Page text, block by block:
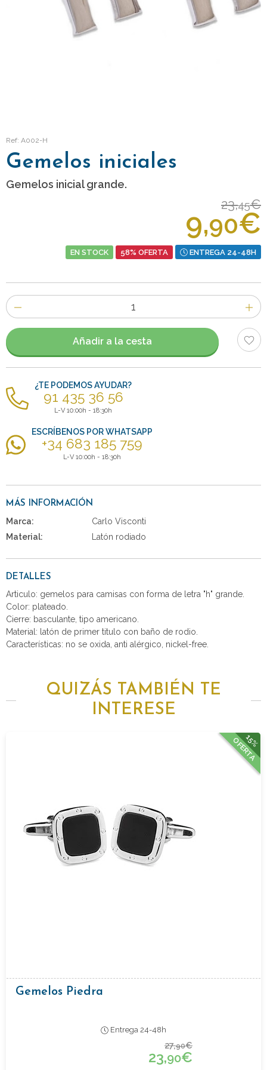
Ref: A002-H
Gemelos iniciales
Gemelos inicial grande.
23,45€
9,90€
EN STOCK 58% OFERTA ENTREGA 24-48H
Número
de
artículos
Añadir a la cesta
¿TE PODEMOS AYUDAR?
91 435 36 56
L-V 10:00h - 18:30h
ESCRÍBENOS POR WHATSAPP
+34 683 185 759
L-V 10:00h - 18:30h
MÁS INFORMACIÓN
Marca:
Carlo Visconti
Material:
Latón rodiado
DETALLES
Articulo: gemelos para camisas con forma de letra "h" grande.
Color: plateado.
Cierre: basculante, tipo americano.
Material: latón de primer titulo con baño de rodio.
Características: no se oxida, anti alérgico, nickel-free.
QUIZÁS TAMBIÉN TE
INTERESE
15%
OFERTA
Gemelos Piedra
Entrega 24-48h
27,90€
23,90€